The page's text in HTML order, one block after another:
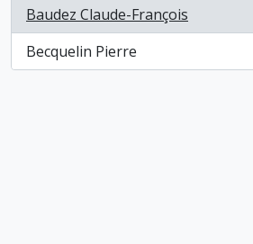
Baudez Claude-François
, 1 résultats
Becquelin Pierre
, 1 résultats